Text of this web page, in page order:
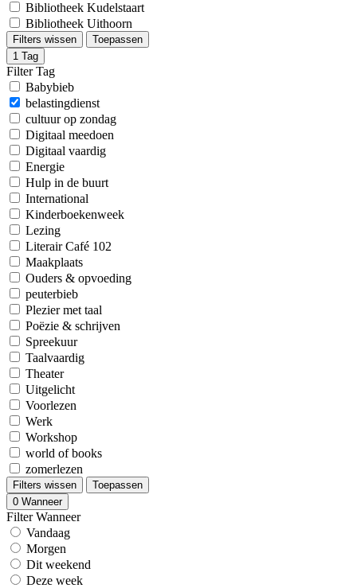
Bibliotheek Kudelstaart
Bibliotheek Uithoorn
Filters wissen
Toepassen
1 Tag
Filter Tag
Babybieb
belastingdienst
cultuur op zondag
Digitaal meedoen
Digitaal vaardig
Energie
Hulp in de buurt
International
Kinderboekenweek
Lezing
Literair Café 102
Maakplaats
Ouders & opvoeding
peuterbieb
Plezier met taal
Poëzie & schrijven
Spreekuur
Taalvaardig
Theater
Uitgelicht
Voorlezen
Werk
Workshop
world of books
zomerlezen
Filters wissen
Toepassen
0 Wanneer
Filter Wanneer
Vandaag
Morgen
Dit weekend
Deze week